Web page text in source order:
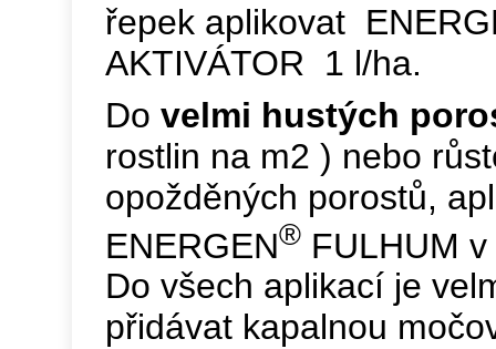
řepek aplikovat
AKTIVÁTOR 1 l/ha.
Do velmi hustých
rostlin na m2 ) nebo
opožděných porostů,
ENERGEN® FULHUM
Do všech aplikací je
přidávat kapalnou